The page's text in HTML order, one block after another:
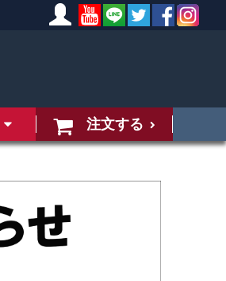
注文する